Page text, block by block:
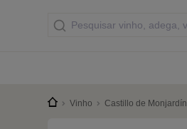
Vinho Castillo de Monjardín